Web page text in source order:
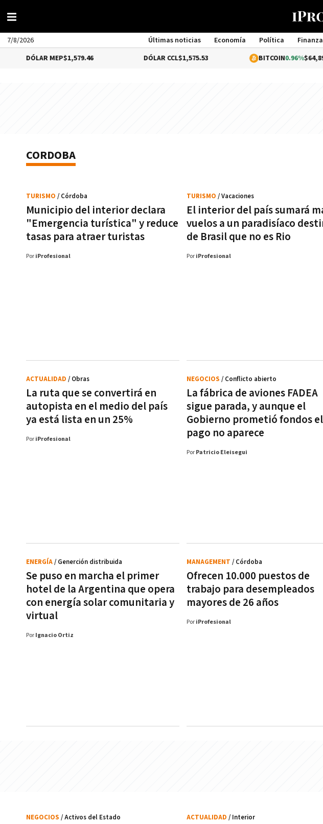
7/8/2026 Últimas noticias Economía Política
DÓLAR MEP$1,579.46 DÓLAR CCL$1,575.53 BITCOIN0.96%$64,893.15
CORDOBA
Municipio del interior declara
"Emergencia turística" y reduce
tasas para atraer turistas
TURISMO / Córdoba
Por iProfesional
El interior del país sumará
vuelos a un paradisíaco
de Brasil que no es Rio
TURISMO / Vacaciones
Por iProfesional
La ruta que se convertirá en
autopista en el medio del país
ya está lista en un 25%
ACTUALIDAD / Obras
Por iProfesional
La fábrica de aviones FADEA
sigue parada, y aunque el
Gobierno prometió fondos el
pago no aparece
NEGOCIOS / Conflicto abierto
Por Patricio Eleisegui
Se puso en marcha el primer
hotel de la Argentina que opera
con energía solar comunitaria y
virtual
ENERGÍA/ Generción distribuida
Por Ignacio Ortiz
Ofrecen 10.000 puestos de
trabajo para desempleados
mayores de 26 años
MANAGEMENT / Córdoba
Por iProfesional
NEGOCIOS / Activos del Estado ACTUALIDAD / Interior